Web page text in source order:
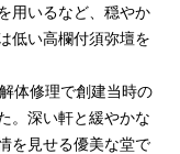
用いるなど、穏やか
低い高欄付須弥壇を
体修理で創建当時の
。深い軒と緩やかな
を見せる優美な堂で